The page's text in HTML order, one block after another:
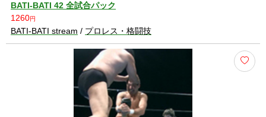
BATI-BATI 42 全試合パック
1260円
BATI-BATI stream / プロレス・格闘技